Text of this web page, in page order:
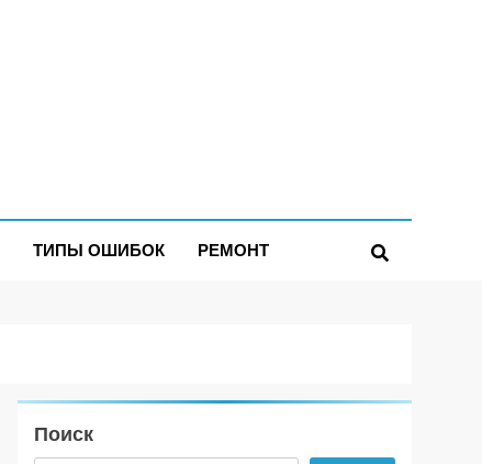
ТИПЫ ОШИБОК РЕМОНТ
Поиск